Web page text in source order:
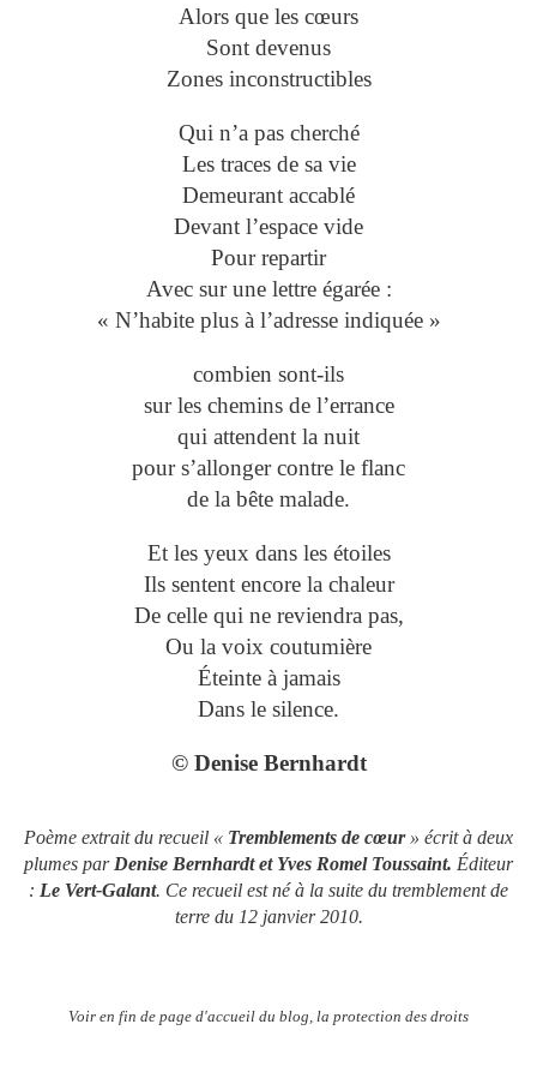
Alors que les cœurs
Sont devenus
Zones inconstructibles
Qui n’a pas cherché
Les traces de sa vie
Demeurant accablé
Devant l’espace vide
Pour repartir
Avec sur une lettre égarée :
« N’habite plus à l’adresse indiquée »
combien sont-ils
sur les chemins de l’errance
qui attendent la nuit
pour s’allonger contre le flanc
de la bête malade.
Et les yeux dans les étoiles
Ils sentent encore la chaleur
De celle qui ne reviendra pas,
Ou la voix coutumière
Éteinte à jamais
Dans le silence.
© Denise Bernhardt
Poème extrait du recueil « Tremblements de cœur» écrit à deux
plumes par Denise Bernhardt et Yves Romel Toussaint. Éditeur
: Le Vert-Galant. Ce recueil est né à la suite du tremblement de
terre du 12 janvier 2010.
Voir en fin de page d'accueil du blog, la protection des droits